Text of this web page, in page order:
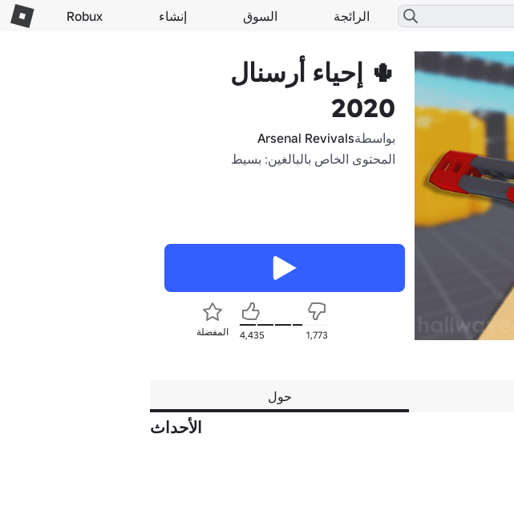
الرائجة السوق إنشاء Robux
🌵 إحياء أرسنال
2020
بواسطةArsenal Revivals
المحتوى الخاص بالبالغين: بسيط
المفضلة 4,435 1,773
حول
الأحداث